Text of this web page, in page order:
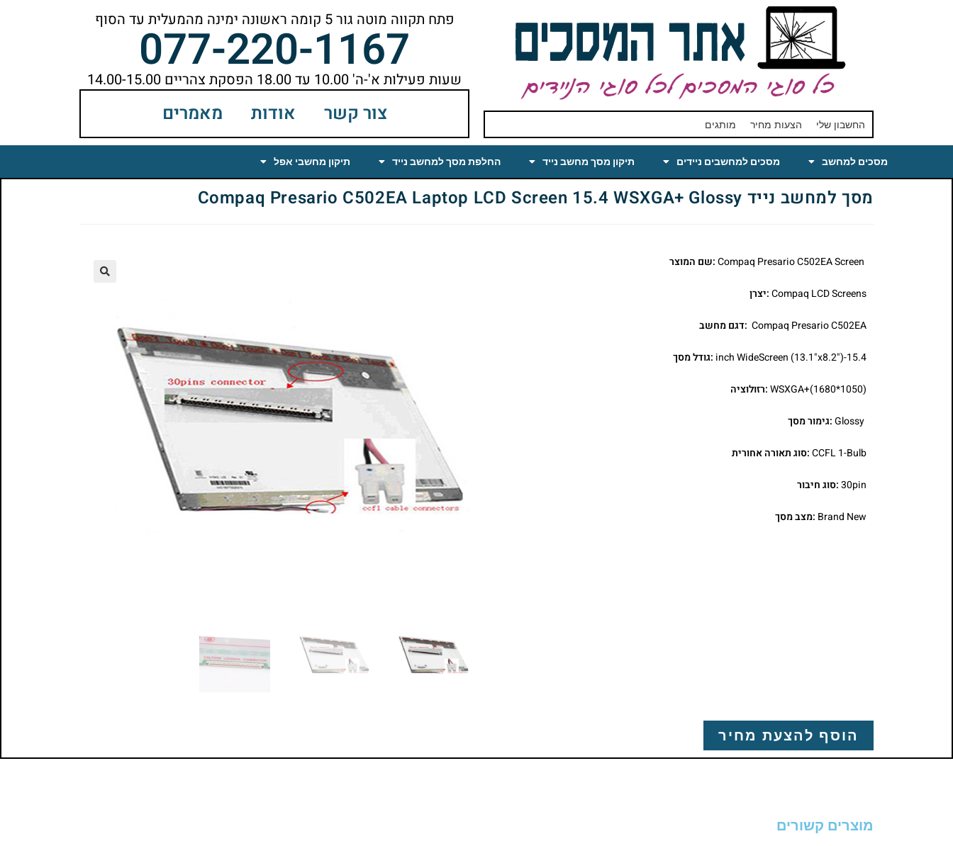
החשבון שלי הצעות מחיר מותגים
פתח תקווה מוטה גור 5 קומה ראשונה ימינה מהמעלית עד הסוף
077-220-1167שעות פעילות א'-ה' 10.00 עד 18.00 הפסקת צהריים 14.00-15.00
צור קשר אודות מאמרים
מסכים למחשב מסכים למחשבים ניידים תיקון מסך מחשב נייד החלפת מסך למחשב נייד תיקון מחשבי אפל
מסך למחשב נייד Compaq Presario C502EA Laptop LCD Screen 15.4 WSXGA+ Glossy
:שם המוצר
Compaq LCD Screens:יצרן
Compaq Presario C502EA :דגם מחשב
15.4-inch WideScreen (13.1"x8.2") :גודל מסך
WSXGA+(1680*1050):רזולוציה
Glossy:גימור מסך
CCFL 1-Bulb:סוג תאורה אחורית
30pin:סוג חיבור
Brand New :מצב מסך
הוסף להצעת מחיר
מוצרים קשורים